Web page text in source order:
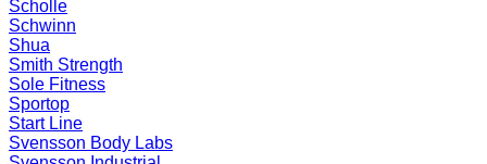
Scholle
Schwinn
Shua
Smith Strength
Sole Fitness
Sportop
Start Line
Svensson Body Labs